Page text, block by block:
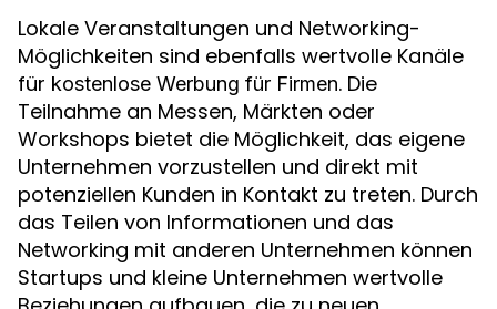
Lokale Veranstaltungen und Networking-
Möglichkeiten sind ebenfalls wertvolle Kanäle
für kostenlose Werbung für Firmen. Die
Teilnahme an Messen, Märkten oder
Workshops bietet die Möglichkeit, das eigene
Unternehmen vorzustellen und direkt mit
potenziellen Kunden in Kontakt zu treten. Durch
das Teilen von Informationen und das
Networking mit anderen Unternehmen können
Startups und kleine Unternehmen wertvolle